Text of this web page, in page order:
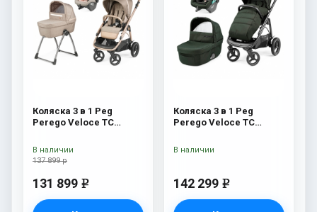
Коляска 3 в 1 Peg
Perego Veloce TC
Amour
137 899 р
131 899 e
В наличии
Коляска 3 в 1 Peg
Perego Veloce TC
142 299 e
В наличии